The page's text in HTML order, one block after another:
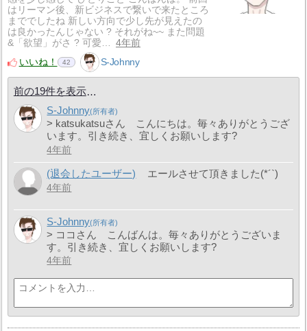
はリーマン後、新ビジネスで繋いで来たところ
まででしたね 新しい方向で少し先が見えたの
は良かったんじゃない ? それがね~~ また問題
&「欲望」がさ ? 可愛…
4年前
いいね！
42 S-Johnny
前の19件を表示
S-Johnny
> katsukatsuさん こんにちは。毎々ありがとうござ
います。引き続き、宜しくお願いします?
4年前
(退会したユーザー) エールさせて頂きました(*´`)
4年前
S-Johnny
> ココさん こんばんは。毎々ありがとうございま
す。引き続き、宜しくお願いします?
4年前